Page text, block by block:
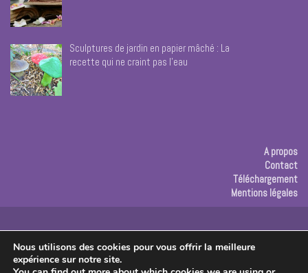
Sculptures de jardin en papier mâché : La
recette qui ne craint pas l’eau
A propos
Contact
Téléchargement
Mentions légales
Copyright © 2026 Les créas de Rose
Nous utilisons des cookies pour vous offrir la meilleure
expérience sur notre site.